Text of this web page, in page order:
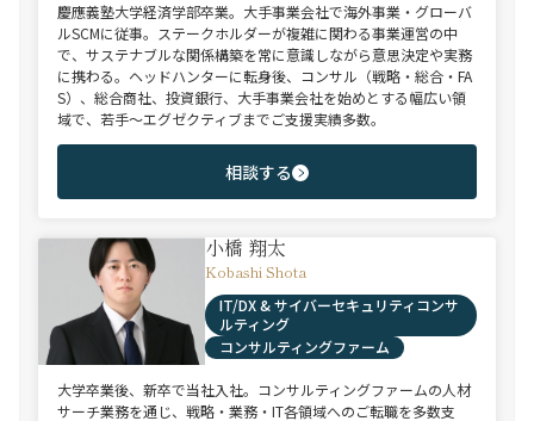
慶應義塾大学経済学部卒業。大手事業会社で海外事業・グローバ
ルSCMに従事。ステークホルダーが複雑に関わる事業運営の中
で、サステナブルな関係構築を常に意識しながら意思決定や実務
に携わる。ヘッドハンターに転身後、コンサル（戦略・総合・FA
S）、総合商社、投資銀行、大手事業会社を始めとする幅広い領
域で、若手～エグゼクティブまでご支援実績多数。
相談する
小橋 翔太
Kobashi Shota
IT/DX & サイバーセキュリティコンサ
ルティング
コンサルティングファーム
大学卒業後、新卒で当社入社。コンサルティングファームの人材
サーチ業務を通じ、戦略・業務・IT各領域へのご転職を多数支